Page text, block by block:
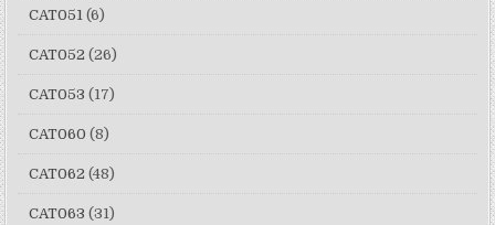
CAT051 (6)
CAT052 (26)
CAT053 (17)
CAT060 (8)
CAT062 (48)
CAT063 (31)